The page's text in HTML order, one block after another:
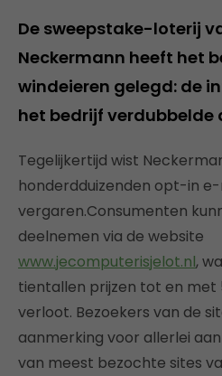
De sweepstake-loterij
Neckermann heeft het
windeieren gelegd: de
het bedrijf verdubbelde
Tegelijkertijd wist
honderdduizenden opt-in
vergaren.Consumenten
deelnemen via de website
www.jecomputerisjelot.nl,
tientallen prijzen tot en met
verloot. Bezoekers van de
aanmerking voor allerlei
van meest bezochte sites